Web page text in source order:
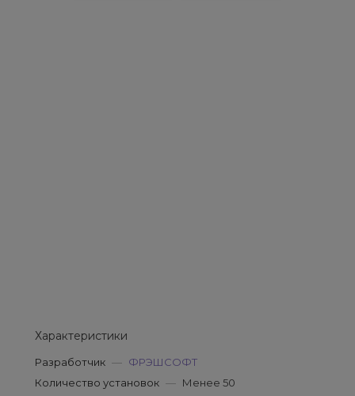
Характеристики
Разработчик — ФРЭШСОФТ
Количество установок — Менее 50